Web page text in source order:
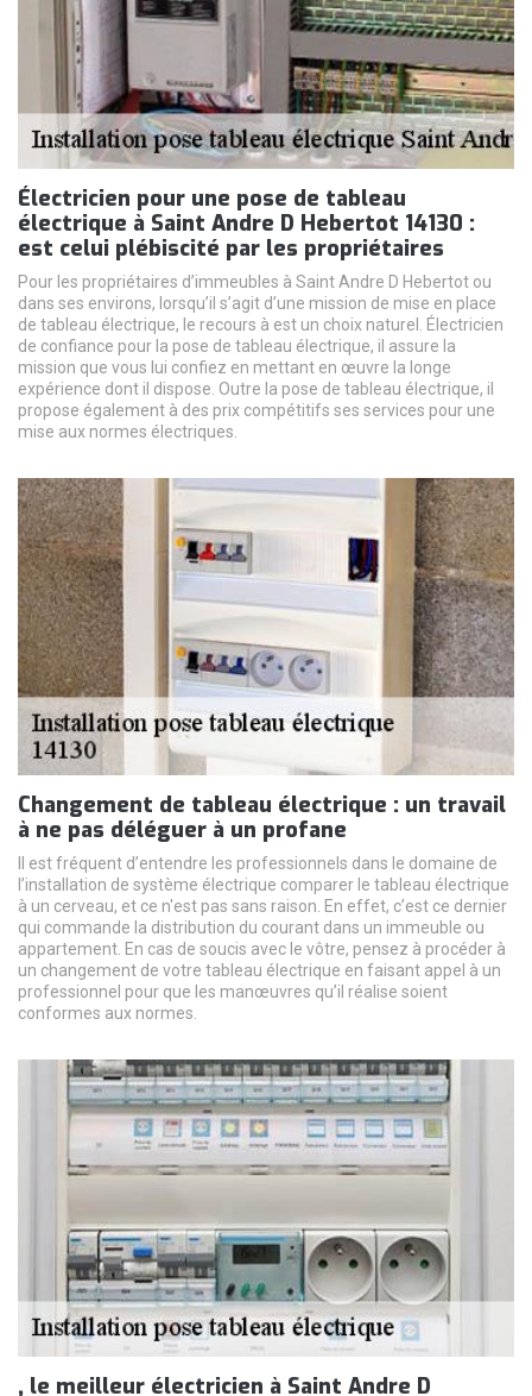
Électricien pour une pose de tableau
électrique à Saint Andre D Hebertot 14130 :
est celui plébiscité par les propriétaires
Pour les propriétaires d’immeubles à Saint Andre D Hebertot ou
dans ses environs, lorsqu’il s’agit d’une mission de mise en place
de tableau électrique, le recours à est un choix naturel. Électricien
de confiance pour la pose de tableau électrique, il assure la
mission que vous lui confiez en mettant en œuvre la longe
expérience dont il dispose. Outre la pose de tableau électrique, il
propose également à des prix compétitifs ses services pour une
mise aux normes électriques.
Changement de tableau électrique : un travail
à ne pas déléguer à un profane
Il est fréquent d’entendre les professionnels dans le domaine de
l’installation de système électrique comparer le tableau électrique
à un cerveau, et ce n'est pas sans raison. En effet, c’est ce dernier
qui commande la distribution du courant dans un immeuble ou
appartement. En cas de soucis avec le vôtre, pensez à procéder à
un changement de votre tableau électrique en faisant appel à un
professionnel pour que les manœuvres qu’il réalise soient
conformes aux normes.
, le meilleur électricien à Saint Andre D